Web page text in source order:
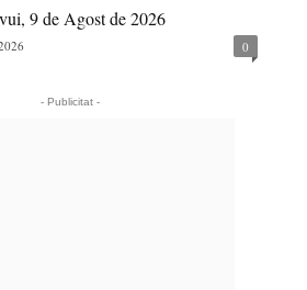
9 de Agost de 2026
0
- Publicitat -